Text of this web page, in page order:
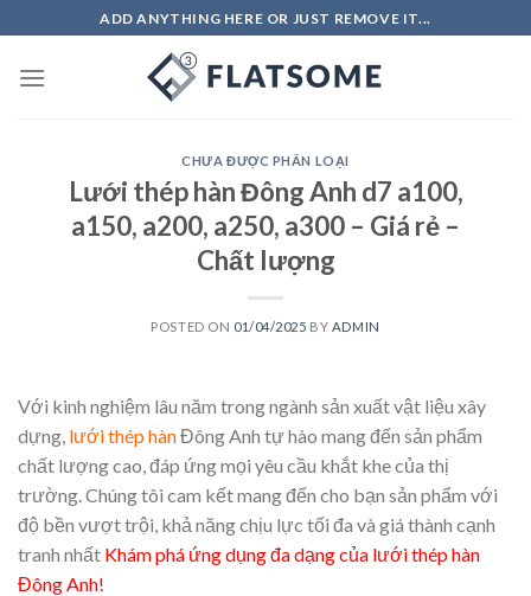
to
content
ADD ANYTHING HERE OR JUST REMOVE IT...
CHƯA ĐƯỢC PHÂN LOẠI
Lưới thép hàn Đông Anh d7 a100,
a150, a200, a250, a300 – Giá rẻ –
Chất lượng
POSTED ON 01/04/2025 BY ADMIN
Với kinh nghiệm lâu năm trong ngành sản xuất vật liệu xây
dựng, lưới thép hànĐông Anh tự hào mang đến sản phẩm
chất lượng cao, đáp ứng mọi yêu cầu khắt khe của thị
trường. Chúng tôi cam kết mang đến cho bạn sản phẩm với
độ bền vượt trội, khả năng chịu lực tối đa và giá thành cạnh
tranh nhất Khám phá ứng dụng đa dạng của lưới thép hàn
Đông Anh!